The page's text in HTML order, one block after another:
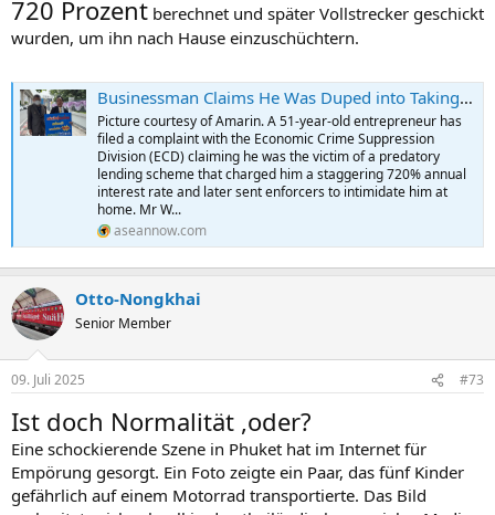
720 Prozent berechnet und später Vollstrecker geschickt
wurden, um ihn nach Hause einzuschüchtern.
Businessman Claims He Was Duped into Taking Out Loan with Shocking 720% Annual Interest Rate
Picture courtesy of Amarin. A 51-year-old entrepreneur has
filed a complaint with the Economic Crime Suppression
Division (ECD) claiming he was the victim of a predatory
lending scheme that charged him a staggering 720% annual
interest rate and later sent enforcers to intimidate him at
home. Mr W...
aseannow.com
Otto-Nongkhai
Senior Member
09. Juli 2025 #73
Ist doch Normalität ,oder?
Eine schockierende Szene in Phuket hat im Internet für
Empörung gesorgt. Ein Foto zeigte ein Paar, das fünf Kinder
gefährlich auf einem Motorrad transportierte. Das Bild